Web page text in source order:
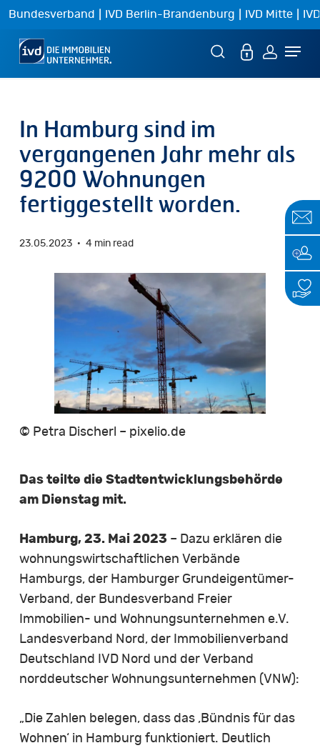
Skip
main
Bundesverband | IVD Berlin-Brandenburg | IVD Mitte |
In Hamburg sind im
vergangenen Jahr mehr als
9200 Wohnungen
fertiggestellt worden.
23.05.2023 4 min read
© Petra Discherl – pixelio.de
Das teilte die Stadtentwicklungsbehörde
am Dienstag mit.
Hamburg, 23. Mai 2023 – Dazu erklären die
wohnungswirtschaftlichen Verbände
Hamburgs, der Hamburger Grundeigentümer-
Verband, der Bundesverband Freier
Immobilien- und Wohnungsunternehmen e.V.
Landesverband Nord, der Immobilienverband
Deutschland IVD Nord und der Verband
norddeutscher Wohnungsunternehmen (VNW):
„Die Zahlen belegen, dass das ‚Bündnis für das
Wohnen‘ in Hamburg funktioniert. Deutlich